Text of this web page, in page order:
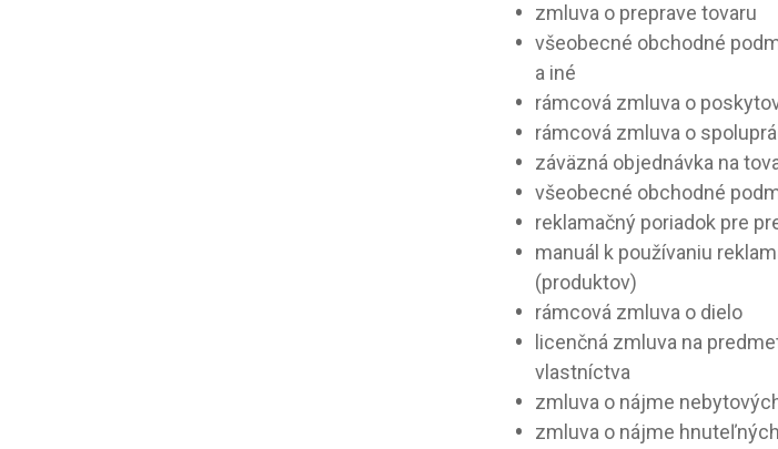
zmluva o preprave tovaru
všeobecné obchodné
a iné
rámcová zmluva o
rámcová zmluva o
záväzná objednávka na
všeobecné obchodné
reklamačný poriadok pre
manuál k používaniu
(produktov)
rámcová zmluva o dielo
licenčná zmluva na
vlastníctva
zmluva o nájme
zmluva o nájme